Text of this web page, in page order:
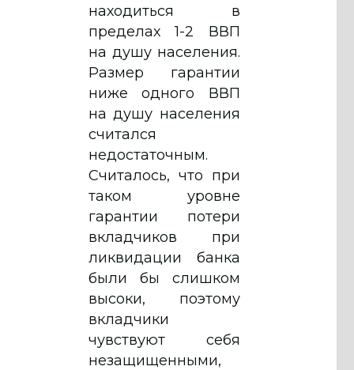
находиться в
пределах 1-2 ВВП
на душу населения.
Размер гарантии
ниже одного ВВП
на душу населения
считался
недостаточным.
Считалось, что при
таком уровне
гарантии потери
вкладчиков при
ликвидации банка
были бы слишком
высоки, поэтому
вкладчики
чувствуют себя
незащищенными,